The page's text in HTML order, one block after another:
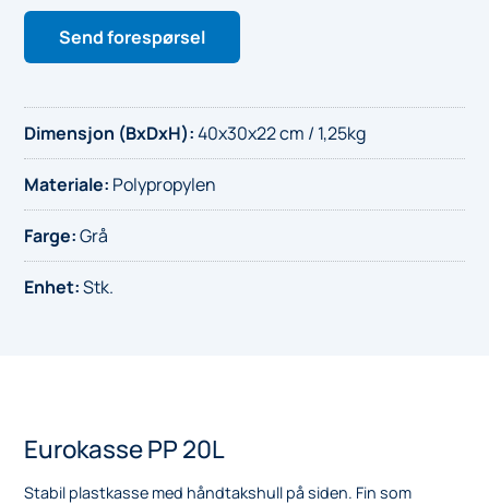
Send forespørsel
Dimensjon (BxDxH):40x30x22 cm / 1,25kg
Materiale: Polypropylen
Farge:Grå
Enhet:Stk.
Eurokasse PP 20L
Stabil plastkasse med håndtakshull på siden. Fin som